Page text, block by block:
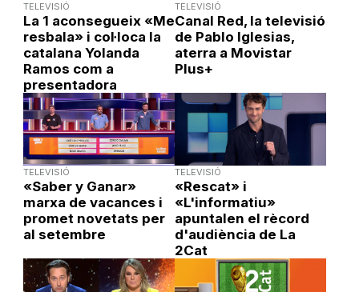
TELEVISIÓ
La 1 aconsegueix «Me
resbala» i col·loca la
catalana Yolanda
Ramos com a
presentadora
TELEVISIÓ
Canal Red, la televisió
de Pablo Iglesias,
aterra a Movistar
Plus+
TELEVISIÓ
«Saber y Ganar»
marxa de vacances i
promet novetats per
al setembre
TELEVISIÓ
«Rescat» i
«L'informatiu»
apuntalen el rècord
d'audiència de La
2Cat